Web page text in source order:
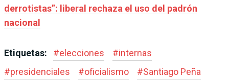
derrotistas”: liberal rechaza el uso del padrón
nacional
Etiquetas: #elecciones #internas
#presidenciales #oficialismo #Santiago Peña